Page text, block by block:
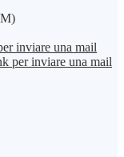
inviare una mail
per inviare una mail